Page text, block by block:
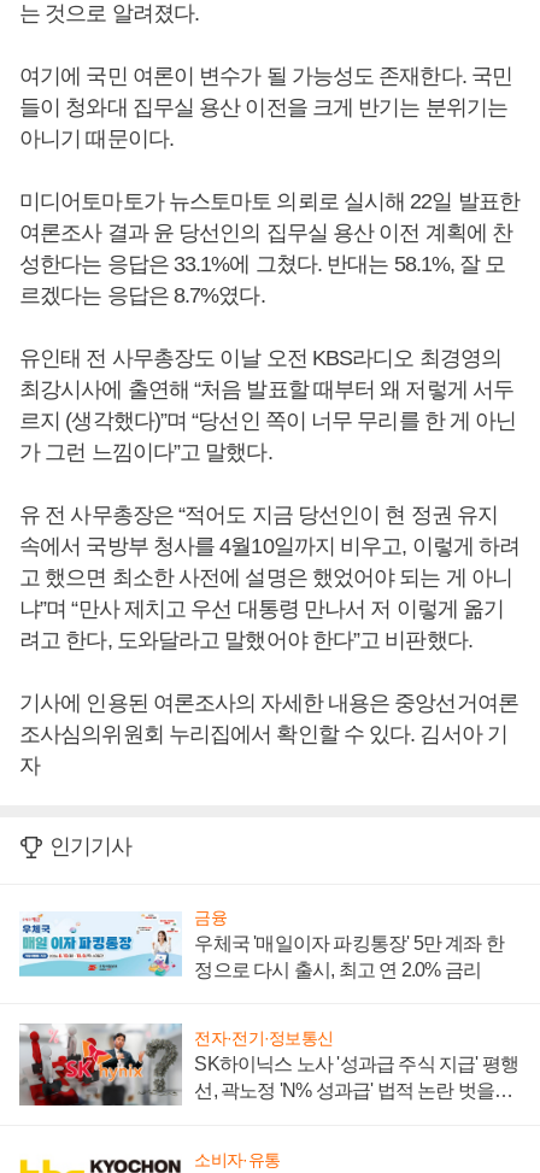
는 것으로 알려졌다.
여기에 국민 여론이 변수가 될 가능성도 존재한다. 국민
들이 청와대 집무실 용산 이전을 크게 반기는 분위기는
아니기 때문이다.
미디어토마토가 뉴스토마토 의뢰로 실시해 22일 발표한
여론조사 결과 윤 당선인의 집무실 용산 이전 계획에 찬
성한다는 응답은 33.1%에 그쳤다. 반대는 58.1%, 잘 모
르겠다는 응답은 8.7%였다.
유인태 전 사무총장도 이날 오전 KBS라디오 최경영의
최강시사에 출연해 “처음 발표할 때부터 왜 저렇게 서두
르지 (생각했다)”며 “당선인 쪽이 너무 무리를 한 게 아닌
가 그런 느낌이다”고 말했다.
유 전 사무총장은 “적어도 지금 당선인이 현 정권 유지
속에서 국방부 청사를 4월10일까지 비우고, 이렇게 하려
고 했으면 최소한 사전에 설명은 했었어야 되는 게 아니
냐”며 “만사 제치고 우선 대통령 만나서 저 이렇게 옮기
려고 한다, 도와달라고 말했어야 한다”고 비판했다.
기사에 인용된 여론조사의 자세한 내용은 중앙선거여론
조사심의위원회 누리집에서 확인할 수 있다. 김서아 기
자
인기기사
금융
우체국 '매일이자 파킹통장' 5만 계좌 한
정으로 다시 출시, 최고 연 2.0% 금리
전자·전기·정보통신
SK하이닉스 노사 '성과급 주식 지급' 평행
선, 곽노정 'N% 성과급' 법적 논란 벗을지
소비자·유통